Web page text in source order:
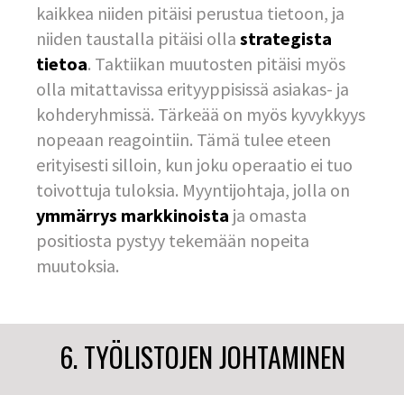
kaikkea niiden pitäisi perustua tietoon, ja
niiden taustalla pitäisi olla strategista
tietoa. Taktiikan muutosten pitäisi myös
olla mitattavissa erityyppisissä asiakas- ja
kohderyhmissä. Tärkeää on myös kyvykkyys
nopeaan reagointiin. Tämä tulee eteen
erityisesti silloin, kun joku operaatio ei tuo
toivottuja tuloksia. Myyntijohtaja, jolla on
ymmärrys markkinoista ja omasta
positiosta pystyy tekemään nopeita
muutoksia.
6. TYÖLISTOJEN JOHTAMINEN